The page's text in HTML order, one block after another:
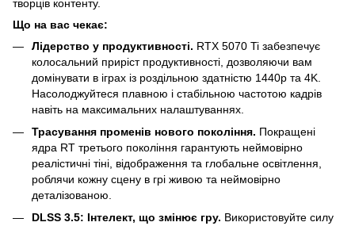
творців контенту.
Що на вас чекає:
Лідерство у продуктивності. RTX 5070 Ti забезпечує
колосальний приріст продуктивності, дозволяючи вам
домінувати в іграх із роздільною здатністю 1440p та 4K.
Насолоджуйтеся плавною і стабільною частотою кадрів
навіть на максимальних налаштуваннях.
Трасування променів нового покоління. Покращені
ядра RT третього покоління гарантують неймовірно
реалістичні тіні, відображення та глобальне освітлення,
роблячи кожну сцену в грі живою та неймовірно
деталізованою.
DLSS 3.5: Інтелект, що змінює гру. Використовуйте силу